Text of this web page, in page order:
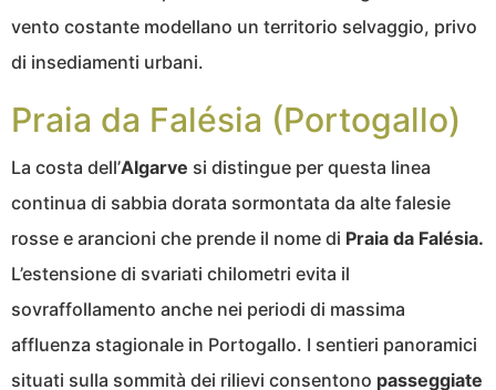
vento costante modellano un territorio selvaggio, privo
di insediamenti urbani.
Praia da Falésia (Portogallo)
La costa dell’Algarve si distingue per questa linea
continua di sabbia dorata sormontata da alte falesie
rosse e arancioni che prende il nome di Praia da Falésia.
L’estensione di svariati chilometri evita il
sovraffollamento anche nei periodi di massima
affluenza stagionale in Portogallo. I sentieri panoramici
situati sulla sommità dei rilievi consentono passeggiate